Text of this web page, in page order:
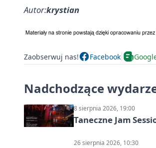
Autor:krystian
Zaobserwuj nas! Facebook
Nadchodzące
8 sierpnia 2026, 19:00
Taneczne Jam
26 sierpnia 2026, 10:30